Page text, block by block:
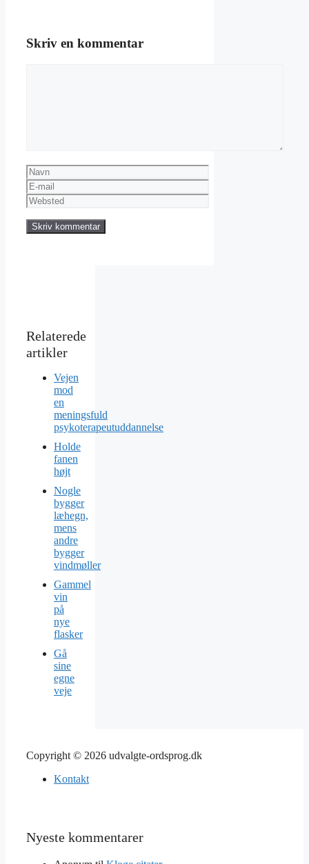
Skriv en kommentar
Navn
E-
mail
Websted
Vejen
mod
en
meningsfuld
psykoterapeutuddannelse
Holde
fanen
højt
Nogle
bygger
læhegn,
mens
andre
bygger
vindmøller
Gammel
vin
på
nye
flasker
Gå
sine
egne
veje
Copyright © 2026 udvalgte-ordsprog.dk
Kontakt
Nyeste kommentarer